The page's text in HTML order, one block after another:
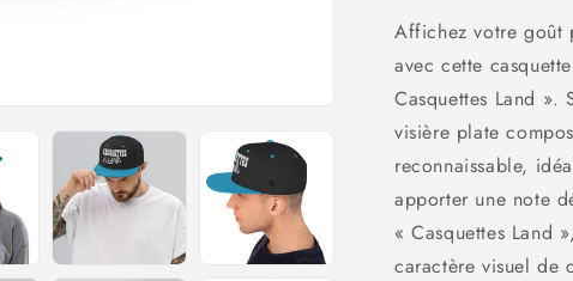
Affichez votre goût
avec cette
Casquettes Land ».
visière plate
reconnaissable,
apporter une note
« Casquettes Land
caractère visuel de